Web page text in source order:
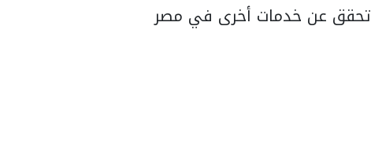
تحقق عن خدمات أخرى في مصر